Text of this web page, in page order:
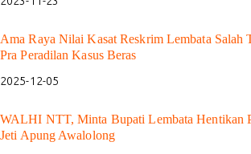
Ama Raya Nilai Kasat Reskrim Lembata Salah
Pra Peradilan Kasus Beras
2025-12-05
WALHI NTT, Minta Bupati Lembata Hentikan
Jeti Apung Awalolong